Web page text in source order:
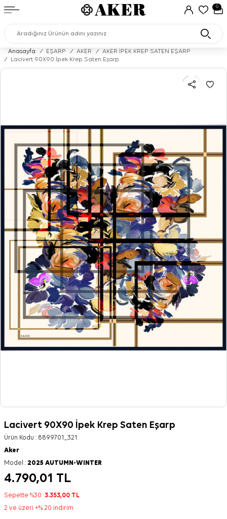
0
Anasayfa / EŞARP / AKER /
AKER İPEK KREP SATEN EŞARP
/
Lacivert 90X90 İpek Krep Saten Eşarp
Lacivert 90X90 İpek Krep Saten Eşarp
Ürün Kodu : 8899701_321
Aker
Model : 2025 AUTUMN-WINTER
4.790,01 TL
Sepette %30 3.353,00 TL
2 ve üzeri +% 20 indirim